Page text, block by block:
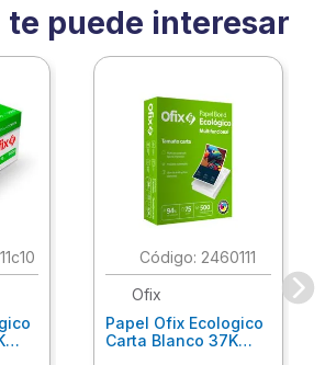
te puede interesar
: 2460111
Ofix
Papel Ofix Ecologico
Carta Blanco 37K